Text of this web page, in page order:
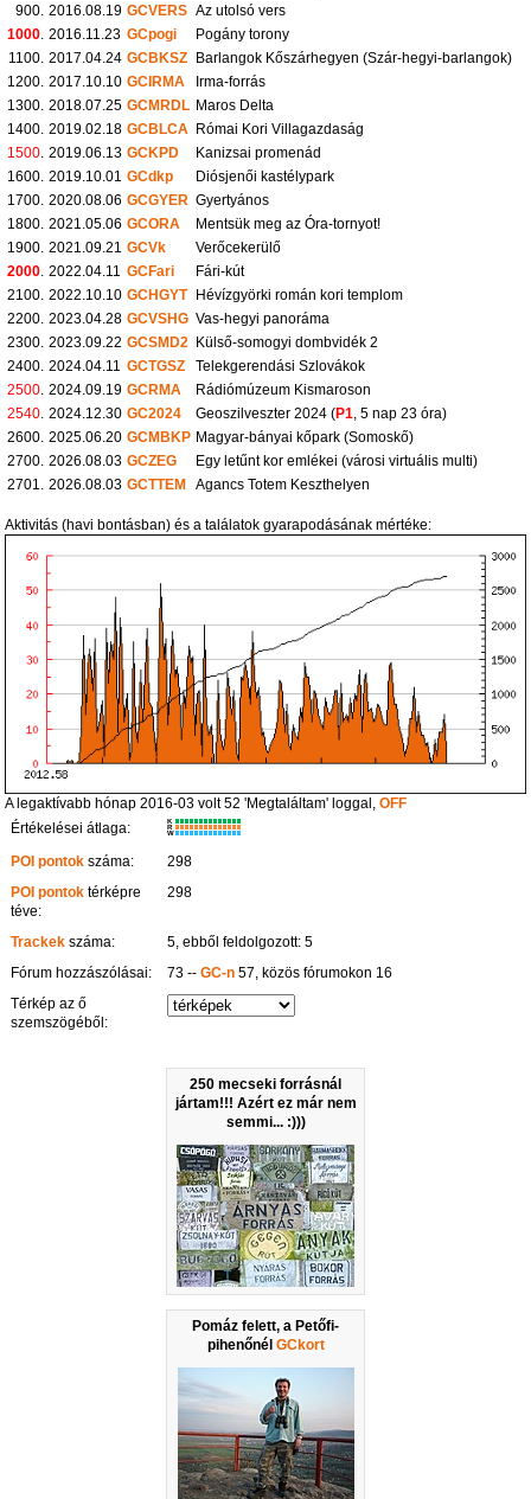
250 mecseki forrásnál
jártam!!! Azért ez már nem
semmi... :)))
Pomáz felett, a Petőfi-
pihenőnél GCkort
900. 2016.08.19 GCVERS Az utolsó vers
1000. 2016.11.23 GCpogi
Pogány torony
1100. 2017.04.24 GCBKSZ
Barlangok Kőszárhegyen (Szár-hegyi-barlangok)
1200. 2017.10.10 GCIRMA
Irma-forrás
1300. 2018.07.25 GCMRDL Maros Delta
1400. 2019.02.18 GCBLCA Római Kori Villagazdaság
1500. 2019.06.13 GCKPD
Kanizsai promenád
1600. 2019.10.01 GCdkp
Diósjenői kastélypark
1700. 2020.08.06 GCGYER Gyertyános
1800. 2021.05.06 GCORA
Mentsük meg az Óra-tornyot!
1900. 2021.09.21 GCVk
Verőcekerülő
2000. 2022.04.11 GCFari
Fári-kút
2100. 2022.10.10 GCHGYT
Hévízgyörki román kori templom
2200. 2023.04.28 GCVSHG Vas-hegyi panoráma
2300. 2023.09.22 GCSMD2 Külső-somogyi dombvidék 2
2400. 2024.04.11 GCTGSZ
Telekgerendási Szlovákok
2500. 2024.09.19 GCRMA
Rádiómúzeum Kismaroson
2540. 2024.12.30 GC2024 Geoszilveszter 2024 (P1, 5 nap 23 óra)
2600. 2025.06.20 GCMBKP Magyar-bányai kőpark (Somoskő)
2700. 2026.08.03 GCZEG
Egy letűnt kor emlékei (városi virtuális multi)
2701. 2026.08.03 GCTTEM Agancs Totem Keszthelyen
Aktivitás (havi bontásban) és a találatok gyarapodásának mértéke:
A legaktívabb hónap 2016-03 volt 52 'Megtaláltam' loggal,OFF
Értékelései átlaga:
K
R
W
POI pontok száma:
298
POI pontok térképre
téve:
298
Trackek száma:
5, ebből feldolgozott: 5
Fórum hozzászólásai:
73 --GC-n 57, közös fórumokon 16
Térkép az ő
szemszögéből: